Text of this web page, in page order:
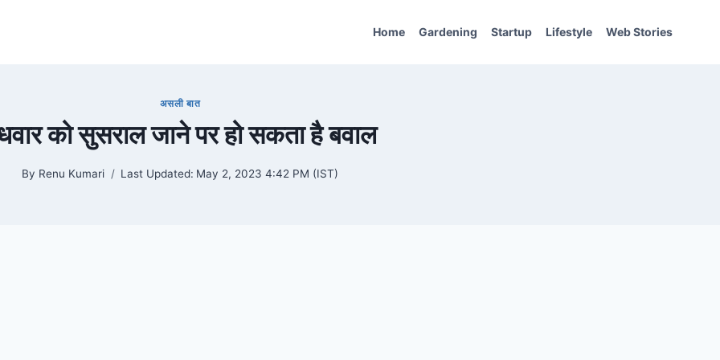
Home Gardening Startup Lifestyle Web Stories
असली बात
को सुसराल जाने पर हो सकता है बवाल
By Renu Kumari Last Updated: May 2, 2023 4:42 PM (IST)